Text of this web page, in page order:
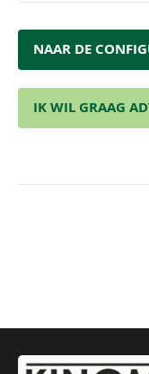
NAAR DE
IK WIL GRAAG